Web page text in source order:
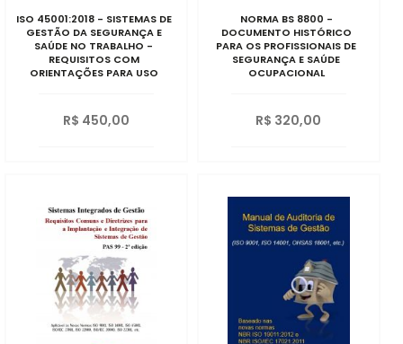
ISO 45001:2018 - SISTEMAS DE
GESTÃO DA SEGURANÇA E
SAÚDE NO TRABALHO -
REQUISITOS COM
ORIENTAÇÕES PARA USO
R$ 450,00
NORMA BS 8800 -
DOCUMENTO HISTÓRICO
PARA OS PROFISSIONAIS DE
SEGURANÇA E SAÚDE
OCUPACIONAL
R$ 320,00